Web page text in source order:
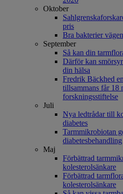
Oktober
pris
Bra bakterier
September
Så kan din
Därför kan
din hälsa
Fredrik Bäckhed
tillsammans får 18
forskningsstiftelse
Juli
Nya ledtrådar till
diabetes
Tarmmikrobiotan
diabetesbehandling
Maj
Förbättrad
kolesterolsänkare
Förbättrad
kolesterolsänkare